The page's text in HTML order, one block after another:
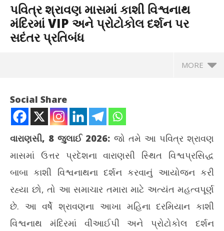
પવિત્ર શ્રાવણ માસમાં કાશી વિશ્વનાથ
મંદિરમાં VIP અને પ્રોટોકોલ દર્શન પર
સદંતર પ્રતિબંધ
MORE
NOW VIEWING
Social Share
વારાણસી, 8 જુલાઈ 2026: જો તમે આ પવિત્ર શ્રાવણ
માસમાં ઉત્તર પ્રદેશના વારાણસી સ્થિત વિશ્વપ્રસિદ્ધ
બાબા કાશી વિશ્વનાથના દર્શન કરવાનું આયોજન કરી
રહ્યા છો, તો આ સમાચાર તમારા માટે અત્યંત મહત્વપૂર્ણ
છે. આ વર્ષે શ્રાવણના આખા મહિના દરમિયાન કાશી
વિશ્વનાથ મંદિરમાં વીઆઈપી અને પ્રોટોકોલ દર્શન